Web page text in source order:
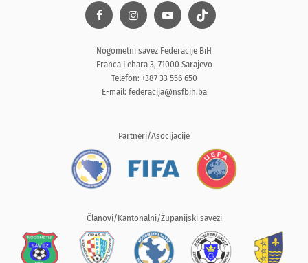
Nogometni savez Federacije BiH
Franca Lehara 3, 71000 Sarajevo
Telefon: +387 33 556 650
E-mail: federacija@nsfbih.ba
Partneri/Asocijacije
Članovi/Kantonalni/Županijski savezi